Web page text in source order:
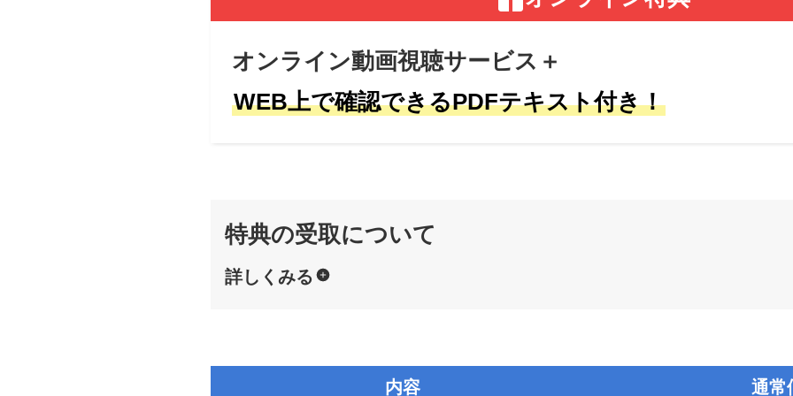
オンライン動画視聴サービス＋
WEB上で確認できるPDFテキスト付き！
特典の受取について
詳しくみる
内容 通常